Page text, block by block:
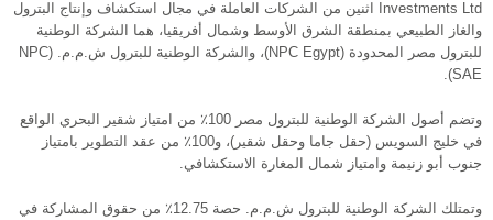
Investments Ltd اثنين من الشركات العاملة في مجال استكشاف وإنتاج البترول
والغاز الطبيعي بمنطقة الشرق الأوسط وشمال أفريقيا، هما الشركة الوطنية
للبترول مصر المحدودة (NPC Egypt)، والشركة الوطنية للبترول ش.م.م. (NPC
SAE).
وتضم أصول الشركة الوطنية للبترول مصر 100٪ من امتياز شقير البحري الواقع
في خليج السويس (حقل جاما وحقل شقير)، و100٪ من عقد التطوير بامتياز
جنوب أبو زنيمة وامتياز شمال المغارة الاستكشافي.
وتمتلك الشركة الوطنية للبترول ش.م.م. حصة 12.75٪ من حقوق المشاركة في